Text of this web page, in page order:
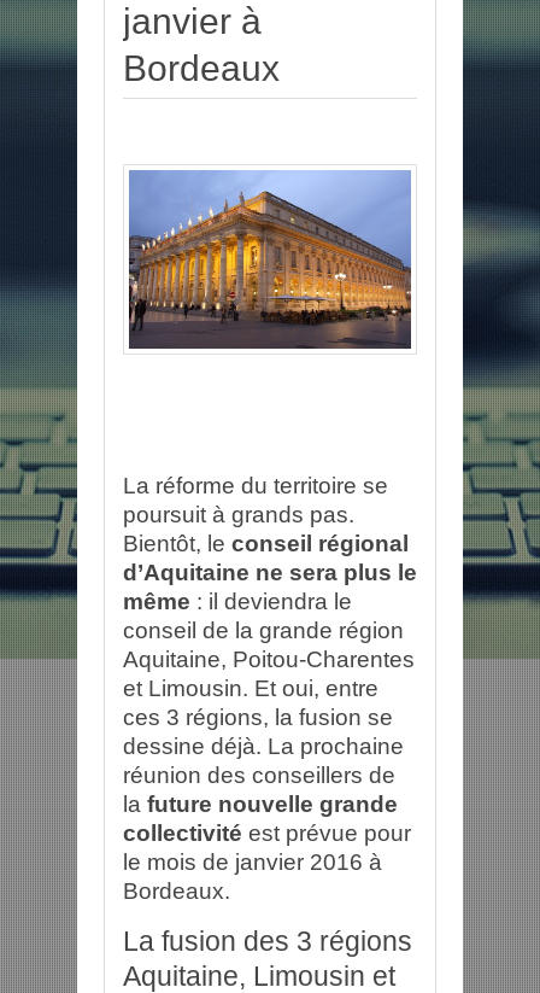
janvier à
Bordeaux
La réforme du territoire se
poursuit à grands pas.
Bientôt, le conseil régional
d’Aquitaine ne sera plus le
même : il deviendra le
conseil de la grande région
Aquitaine, Poitou-Charentes
et Limousin. Et oui, entre
ces 3 régions, la fusion se
dessine déjà. La prochaine
réunion des conseillers de
la future nouvelle grande
collectivité est prévue pour
le mois de janvier 2016 à
Bordeaux.
La fusion des 3 régions
Aquitaine, Limousin et